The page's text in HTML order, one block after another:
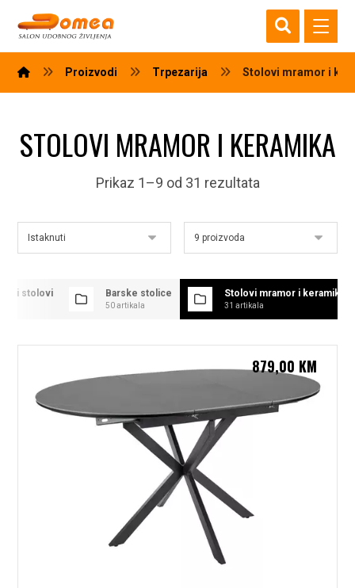
Proizvodi Trpezarija Stolovi mramor i
STOLOVI MRAMOR I KERAMIKA
Prikaz 1–9 od 31 rezultata
stolovi Barske stolice
50 artikala
Stolovi mramor i keramika
31 artikala
879,00 KM